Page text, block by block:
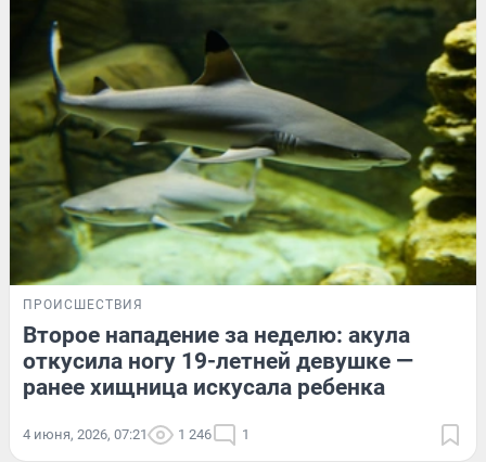
ПРОИСШЕСТВИЯ
Второе нападение за неделю: акула
откусила ногу 19-летней девушке —
ранее хищница искусала ребенка
4 июня, 2026, 07:21 1 246 1